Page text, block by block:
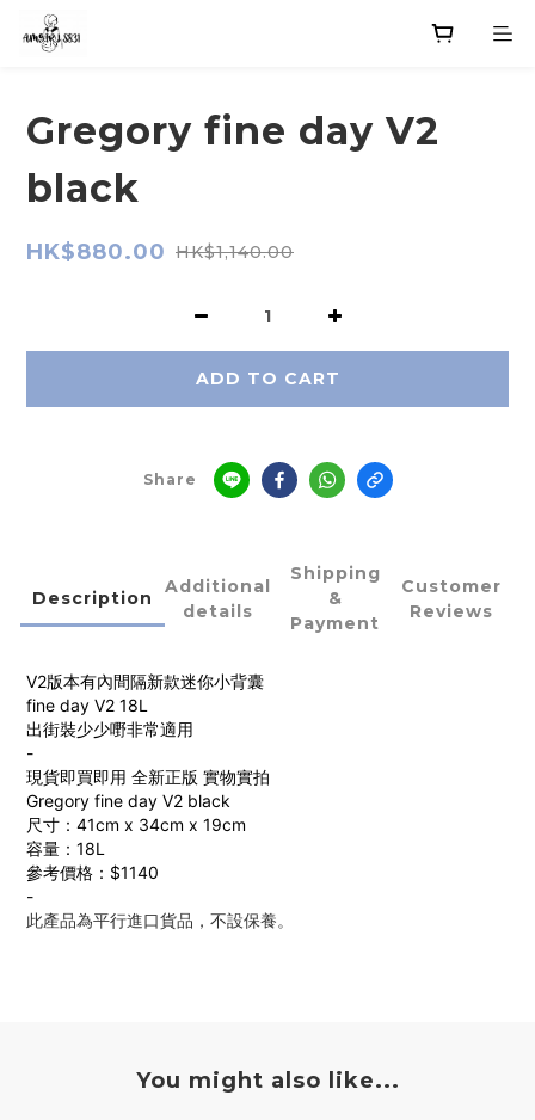
Gregory fine day V2
black
HK$880.00 HK$1,140.00
ADD TO CART
Share
Description
Additional
details
Shipping
&
Payment
Customer
Reviews
V2版本有內間隔新款迷你小背囊
fine day V2 18L
出街裝少少嘢非常適用
-
現貨即買即用 全新正版 實物實拍
Gregory fine day V2 black
尺寸：41cm x 34cm x 19cm
容量：18L
參考價格：$1140
-
此產品為平行進口貨品，不設保養。
You might also like...